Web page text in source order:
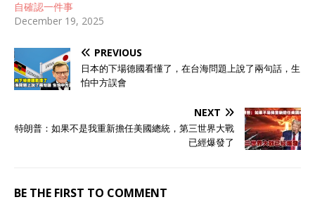
自確認一件事
December 19, 2025
PREVIOUS
日本的下場德國看懂了，在台海問題上說了兩句話，生
怕中方誤會
NEXT
特朗普：如果不是我重新擔任美國總統，第三世界大戰
已經爆發了
BE THE FIRST TO COMMENT